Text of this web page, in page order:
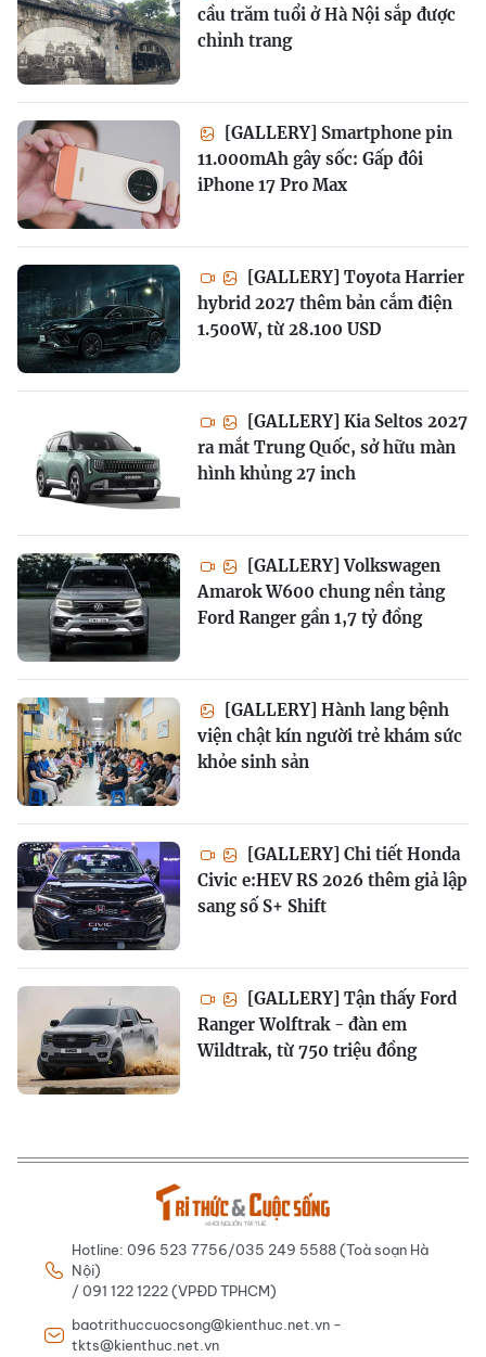
cầu trăm tuổi ở Hà Nội sắp được
chỉnh trang
[GALLERY] Smartphone pin
11.000mAh gây sốc: Gấp đôi
iPhone 17 Pro Max
[GALLERY] Toyota Harrier
hybrid 2027 thêm bản cắm điện
1.500W, từ 28.100 USD
[GALLERY] Kia Seltos 2027
ra mắt Trung Quốc, sở hữu màn
hình khủng 27 inch
[GALLERY] Volkswagen
Amarok W600 chung nền tảng
Ford Ranger gần 1,7 tỷ đồng
[GALLERY] Hành lang bệnh
viện chật kín người trẻ khám sức
khỏe sinh sản
[GALLERY] Chi tiết Honda
Civic e:HEV RS 2026 thêm giả lập
sang số S+ Shift
[GALLERY] Tận thấy Ford
Ranger Wolftrak - đàn em
Wildtrak, từ 750 triệu đồng
Hotline: 096 523 7756/035 249 5588 (Toà soạn Hà
Nội)
/ 091 122 1222 (VPĐD TPHCM)
baotrithuccuocsong@kienthuc.net.vn -
tkts@kienthuc.net.vn